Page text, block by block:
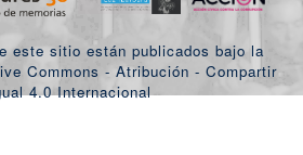
este sitio están publicados bajo la
Commons - Atribución - Compartir
4.0 Internacional